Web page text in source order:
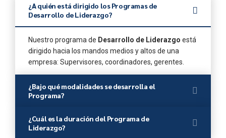
¿A quién está dirigido los Programas de
Desarrollo de Liderazgo?
Nuestro programa de Desarrollo de Liderazgo está
dirigido hacia los mandos medios y altos de una
empresa: Supervisores, coordinadores, gerentes.
¿Bajo qué modalidades se desarrolla el
Programa?
¿Cuál es la duración del Programa de
Liderazgo?